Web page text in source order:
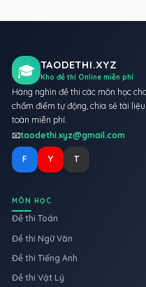
🎓 TAODETHI.XYZ
Kho đề thi Online miễn phí
Hàng nghìn đề thi các môn học
chấm điểm tự động, chia sẻ tài
toàn miễn phí.
📧taodethi.xyz@gmail.com
F Y T
MÔN HỌC
Đề thi Toán
Đề thi Ngữ Văn
Đề thi Tiếng Anh
Đề thi Vật Lý